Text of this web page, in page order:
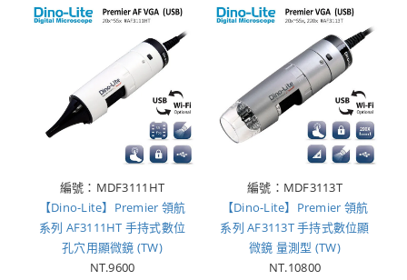
編號：MDF3111HT
【Dino-Lite】Premier 領航
系列 AF3111HT 手持式數位
孔穴用顯微鏡 (TW)
NT.9600
編號：MDF3113T
【Dino-Lite】Premier 領航
系列 AF3113T 手持式數位顯
微鏡 量測型 (TW)
NT.10800